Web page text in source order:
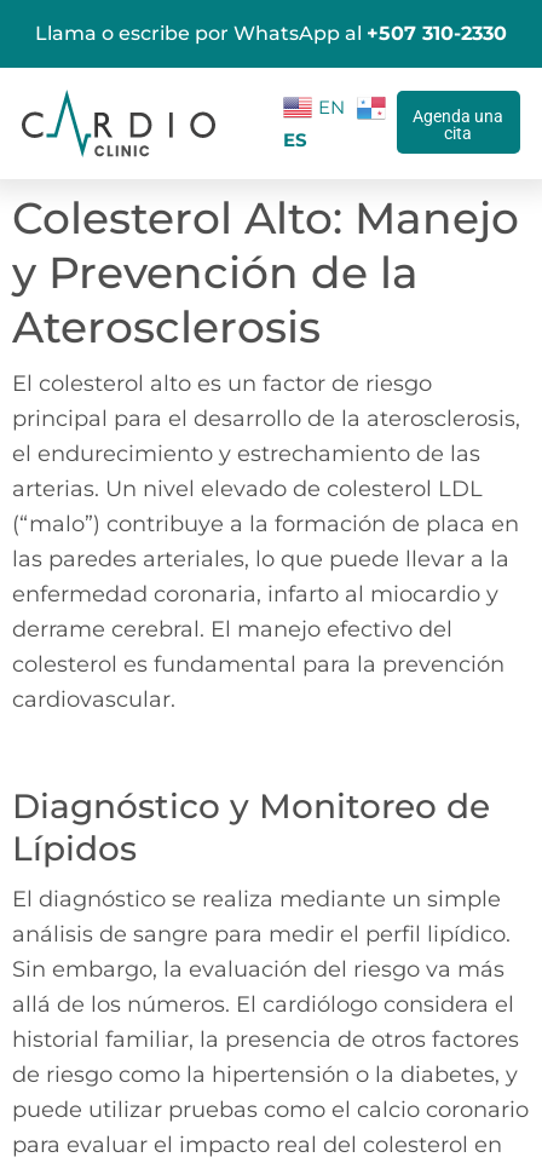
Llama o escribe por WhatsApp al +507 310-2330
EN
ES
Agenda una
cita
Colesterol Alto: Manejo
y Prevención de la
Aterosclerosis
El colesterol alto es un factor de riesgo
principal para el desarrollo de la aterosclerosis,
el endurecimiento y estrechamiento de las
arterias. Un nivel elevado de colesterol LDL
(“malo”) contribuye a la formación de placa en
las paredes arteriales, lo que puede llevar a la
enfermedad coronaria, infarto al miocardio y
derrame cerebral. El manejo efectivo del
colesterol es fundamental para la prevención
cardiovascular.
Diagnóstico y Monitoreo de
Lípidos
El diagnóstico se realiza mediante un simple
análisis de sangre para medir el perfil lipídico.
Sin embargo, la evaluación del riesgo va más
allá de los números. El cardiólogo considera el
historial familiar, la presencia de otros factores
de riesgo como la hipertensión o la diabetes, y
puede utilizar pruebas como el calcio coronario
para evaluar el impacto real del colesterol en